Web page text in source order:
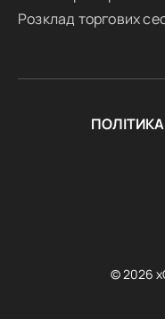
Розклад торгових
© 2026